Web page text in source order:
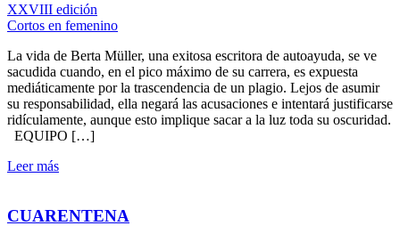
XXVIII edición
Cortos en femenino
La vida de Berta Müller, una exitosa escritora de autoayuda, se ve
sacudida cuando, en el pico máximo de su carrera, es expuesta
mediáticamente por la trascendencia de un plagio. Lejos de asumir
su responsabilidad, ella negará las acusaciones e intentará justificarse
ridículamente, aunque esto implique sacar a la luz toda su oscuridad.
EQUIPO […]
Leer más
CUARENTENA